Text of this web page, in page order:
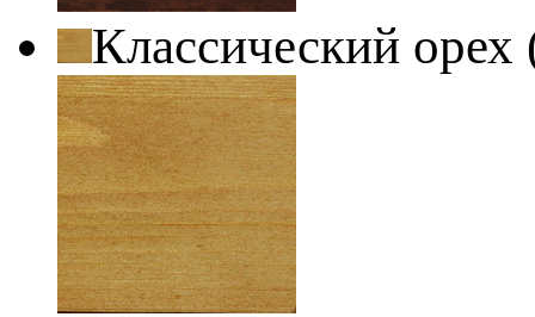
Классический